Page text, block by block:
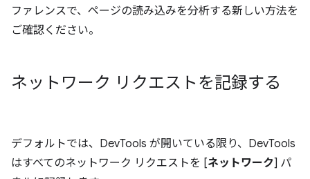
ファレンスで、ページの読み込みを分析する新しい方法を
ご確認ください。
ネットワーク リクエストを記録する
デフォルトでは、DevTools が開いている限り、DevTools
はすべてのネットワーク リクエストを [ネットワーク] パ